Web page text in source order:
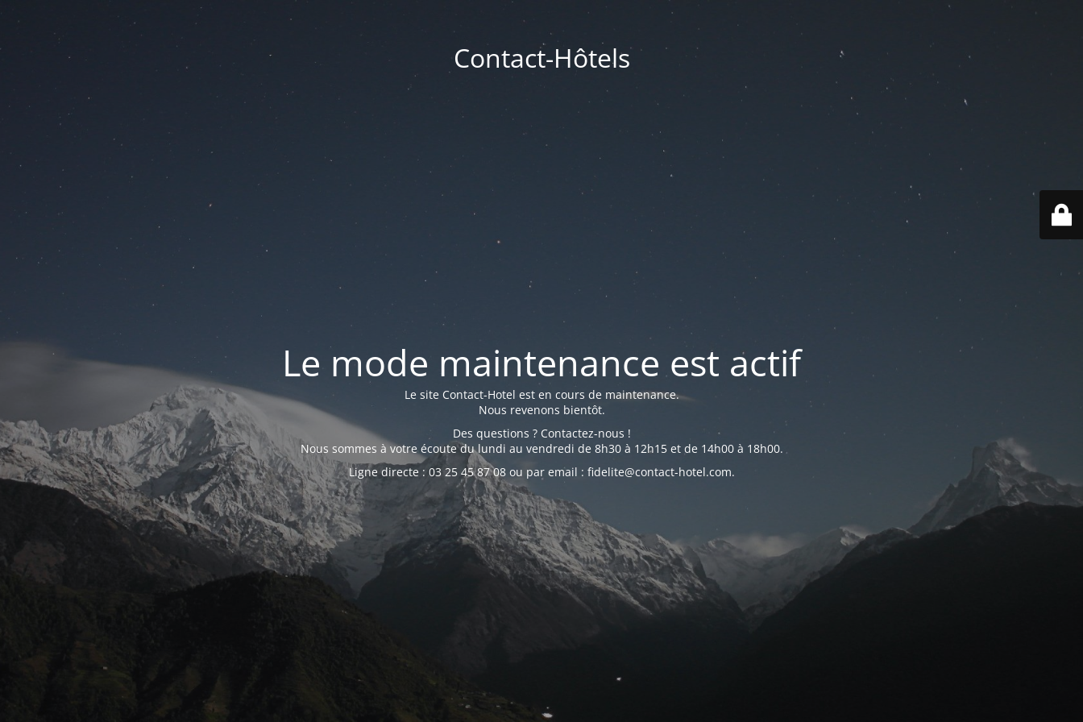
Contact-Hôtels
Le mode maintenance est actif
Le site Contact-Hotel est en cours de maintenance.
Nous revenons bientôt.
Des questions ? Contactez-nous !
Nous sommes à votre écoute du lundi au vendredi de 8h30 à 12h15 et de 14h00 à 18h00.
Ligne directe : 03 25 45 87 08 ou par email : fidelite@contact-hotel.com.